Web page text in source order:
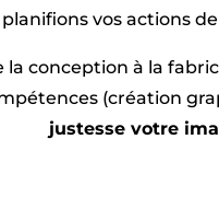
vos actions
la conception à la
(création
justesse votre